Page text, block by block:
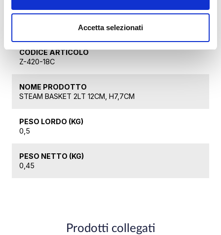
Accetta selezionati
Dati tecnici
CODICE ARTICOLO
Z-420-18C
NOME PRODOTTO
STEAM BASKET 2LT 12CM, H7,7CM
PESO LORDO (KG)
0,5
PESO NETTO (KG)
0,45
Prodotti collegati